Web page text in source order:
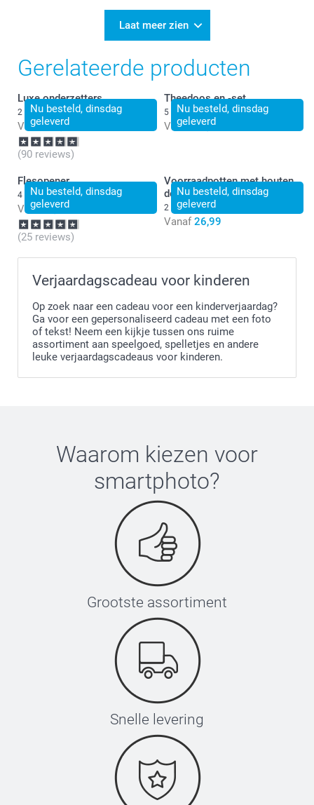
Laat meer zien
Gerelateerde producten
Nu besteld, dinsdag
geleverd
Luxe onderzetters
2 varianten
Vanaf 24,99
(90 reviews)
Nu besteld, dinsdag
geleverd
Theedoos en -set
5 varianten
Vanaf 28,99
Nu besteld, dinsdag
geleverd
Flesopener
4 varianten
Vanaf 9,99
(25 reviews)
Nu besteld, dinsdag
geleverd
Voorraadpotten met houten
deksel - set van 2
2 varianten
Vanaf 26,99
Verjaardagscadeau voor kinderen
Op zoek naar een cadeau voor een kinderverjaardag?
Ga voor een gepersonaliseerd cadeau met een foto
of tekst! Neem een kijkje tussen ons ruime
assortiment aan speelgoed, spelletjes en andere
leuke verjaardagscadeaus voor kinderen.
Waarom kiezen voor
smartphoto?
Grootste assortiment
Snelle levering